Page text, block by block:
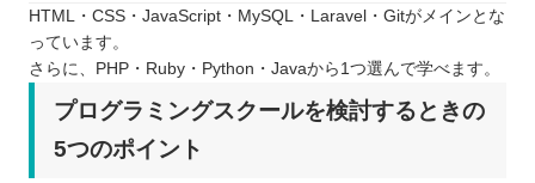
HTML・CSS・JavaScript・MySQL・Laravel・Gitがメインとな
っています。
さらに、PHP・Ruby・Python・Javaから1つ選んで学べます。
プログラミングスクールを検討するときの
5つのポイント